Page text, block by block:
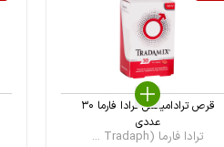
قرص ترادامیکس ترادا فارما ۳۰
عددی
ترادا فارما (Tradaph ...